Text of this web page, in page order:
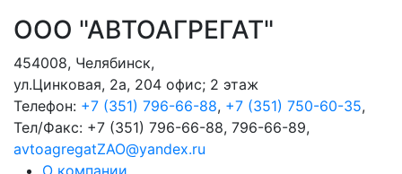
ООО "АВТОАГРЕГАТ"
454008, Челябинск,
ул.Цинковая, 2а, 204 офис; 2 этаж
Телефон: +7 (351) 796-66-88, +7 (351) 750-60-35,
Тел/Факс: +7 (351) 796-66-88, 796-66-89,
avtoagregatZAO@yandex.ru
О компании